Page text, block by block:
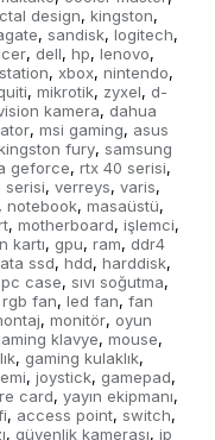
design, kingston,
, sandisk, logitech,
, dell, hp, lenovo,
, xbox, nintendo,
, mikrotik, zyxel, d-
kamera, dahua
, msi gaming, asus
fury, samsung
geforce, rtx 40 serisi,
serisi, verreys, varis,
, notebook, masaüstü,
, motherboard, işlemci,
kartı, gpu, ram, ddr4
ssd, hdd, harddisk,
pc case, sıvı soğutma,
rgb fan, led fan, fan
, monitör, oyun
klavye, mouse,
, gaming kulaklık,
, joystick, gamepad,
card, yayın ekipmanı,
, access point, switch,
, güvenlik kamerası, ip